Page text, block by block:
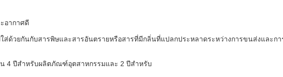
อากาศดี
ด้วยกันกับสารพิษและสารอันตรายหรือสารที่มีกลิ่นที่แปลกประหลาดระหว่างการขนส่งและกา
น 4 ปีสําหรับผลิตภัณฑ์อุตสาหกรรมและ 2 ปีสําหรับ